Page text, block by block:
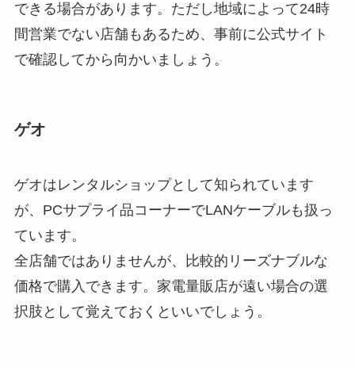
できる場合があります。ただし地域によって24時
間営業でない店舗もあるため、事前に公式サイト
で確認してから向かいましょう。
ゲオ
ゲオはレンタルショップとして知られています
が、PCサプライ品コーナーでLANケーブルも扱っ
ています。
全店舗ではありませんが、比較的リーズナブルな
価格で購入できます。家電量販店が遠い場合の選
択肢として覚えておくといいでしょう。